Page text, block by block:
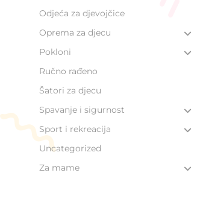
Odjeća za djevojčice
Oprema za djecu
Pokloni
Ručno rađeno
Šatori za djecu
Spavanje i sigurnost
Sport i rekreacija
Uncategorized
Za mame